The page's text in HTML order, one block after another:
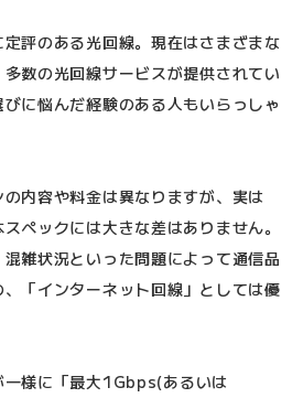
評のある光回線。現在はさまざまな
数の光回線サービスが提供されてい
に悩んだ経験のある人もいらっしゃ
内容や料金は異なりますが、実は
ペックには大きな差はありません。
雑状況といった問題によって通信品
「インターネット回線」としては優
一様に「最大1Gbps(あるいは